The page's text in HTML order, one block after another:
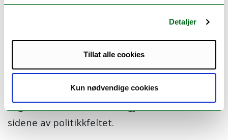
Detaljer
Tillat alle cookies
Kun nødvendige cookies
kommunalt nivå, og hvor helsepolitikken kan
framstå som relativt oversiktlig i forhold til
sosialpolitikken. Et oppfølgingsspørsmål er om
det er mulig å finne igjen dette skillet med
hensyn til hvilke sider som aktualiseres i
valgkampen og om partiene eventuelt skiller
seg fra hverandre når det gjelder de ulike
sidene av politikkfeltet.